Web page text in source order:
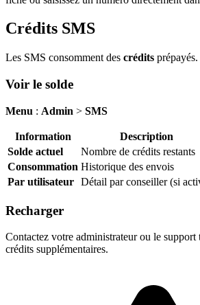
Crédits SMS
Les SMS consomment des crédits prépayés.
Voir le solde
Menu : Admin > SMS
Information
Description
Solde actuel
Nombre de crédits restants
Consommation Historique des envois
Par utilisateur Détail par conseiller (si
Recharger
Contactez votre administrateur ou le support
crédits supplémentaires.